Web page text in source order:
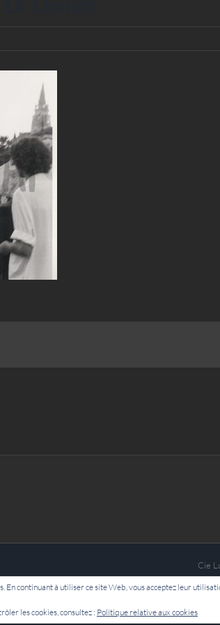
Cie
En continuant à utiliser ce site Web, vous acceptez leur
les cookies, consultez : Politique relative aux cookies